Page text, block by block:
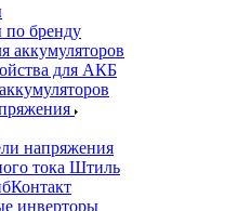
по бренду
аккумуляторов
для АКБ
напряжения
тока Штиль
инверторы